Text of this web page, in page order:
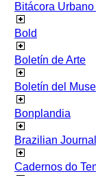
Bitácora Urbano
Bold
Boletín de Arte
Boletín del
Bonplandia
Brazilian
Cadernos do